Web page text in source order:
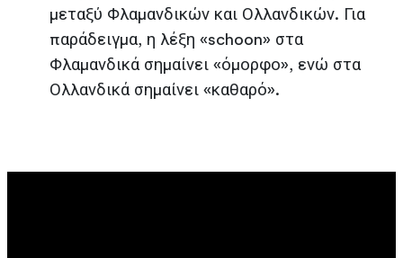
μεταξύ Φλαμανδικών και Ολλανδικών. Για
παράδειγμα, η λέξη «schoon» στα
Φλαμανδικά σημαίνει «όμορφο», ενώ στα
Ολλανδικά σημαίνει «καθαρό».